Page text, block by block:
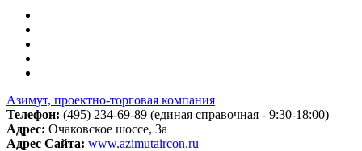
Азимут, проектно-торговая компания
Телефон: (495) 234-69-89 (единая справочная - 9:30-18:00)
Адрес: Очаковское шоссе, 3а
Адрес Сайта: www.azimutaircon.ru